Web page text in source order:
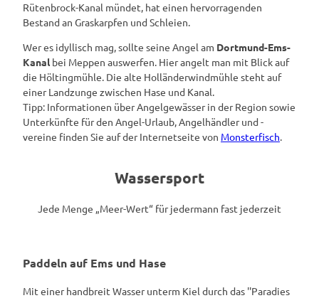
Rütenbrock-Kanal mündet, hat einen hervorragenden
Bestand an Graskarpfen und Schleien.
Wer es idyllisch mag, sollte seine Angel am Dortmund-Ems-
Kanalbei Meppen auswerfen. Hier angelt man mit Blick auf
die Höltingmühle. Die alte Holländerwindmühle steht auf
einer Landzunge zwischen Hase und Kanal.
Tipp: Informationen über Angelgewässer in der Region sowie
Unterkünfte für den Angel-Urlaub, Angelhändler und -
vereine finden Sie auf der Internetseite von Monsterfisch.
Wassersport
Jede Menge „Meer-Wert“ für jedermann fast jederzeit
Paddeln auf Ems und Hase
Mit einer handbreit Wasser unterm Kiel durch das ''Paradies